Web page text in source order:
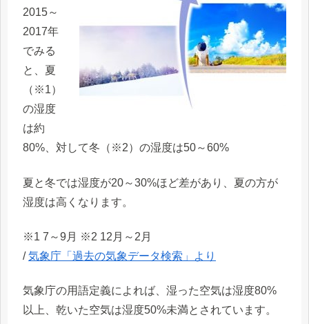
2015～
2017年
でみる
と、夏
（※1）
の湿度
は約
80%、対して冬（※2）の湿度は50～60%
夏と冬では湿度が20～30%ほど差があり、夏の方が
湿度は高くなります。
※1 7～9月 ※2 12月～2月
/気象庁「過去の気象データ検索」より
気象庁の用語定義によれば、湿った空気は湿度80%
以上、乾いた空気は湿度50%未満とされています。